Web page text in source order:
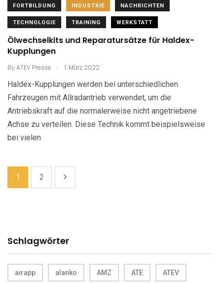
Schlagwörter
airapp alanko AMZ ATE ATEV
FORTBILDUNG INDUSTRIE NACHRICHTEN
TECHNOLOGIE TRAINING WERKSTATT
Ölwechselkits und Reparatursätze für Haldex-
Kupplungen
ByATEV Presse . 1. März 2022
Haldex-Kupplungen werden bei unterschiedlichen
Fahrzeugen mit Allradantrieb verwendet, um die
Antriebskraft auf die normalerweise nicht angetriebene
Achse zu verteilen. Diese Technik kommt beispielsweise
bei vielen
1 2